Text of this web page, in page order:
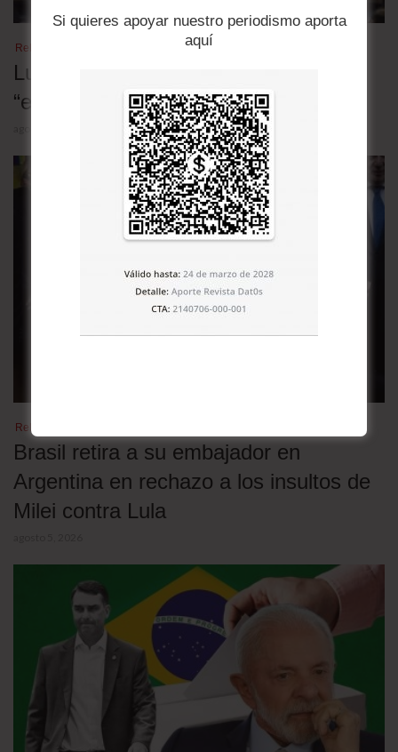
Relaciones bilaterales
Lula desafió a Trump y denunció una
“escalada deliberada” contra Brasil
Relaciones bilaterales
Brasil retira a su embajador en
Argentina en rechazo a los insultos de
Milei contra Lula
Si quieres apoyar nuestro periodismo aporta
aquí